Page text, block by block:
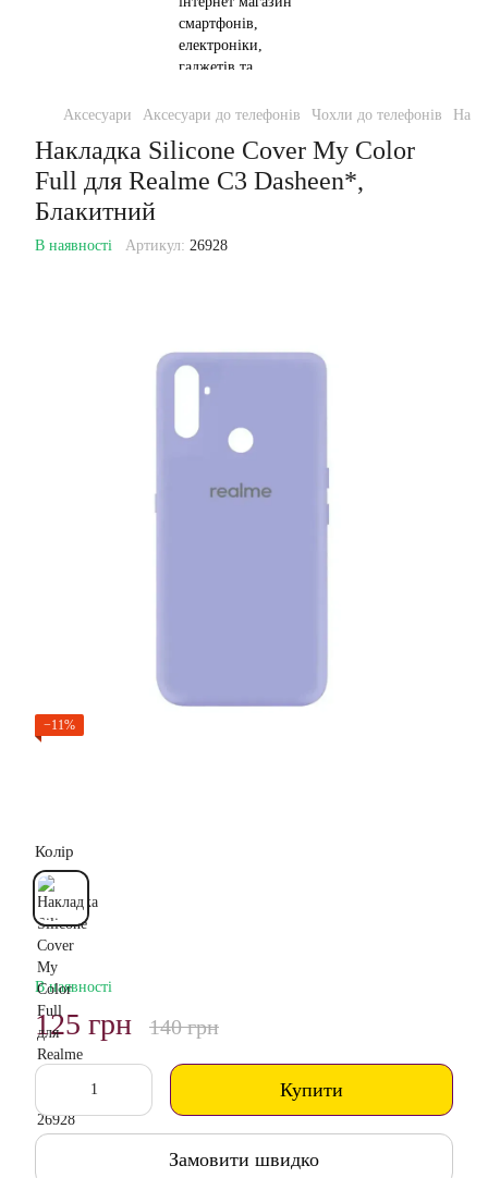
Аксесуари Аксесуари до телефонів Чохли до телефонів
Накладка Silicone Cover My Color
Full для Realme C3 Dasheen*,
Блакитний
В наявності Артикул: 26928
−11%
Колір
В наявності
125 грн 140 грн
Купити
Замовити швидко